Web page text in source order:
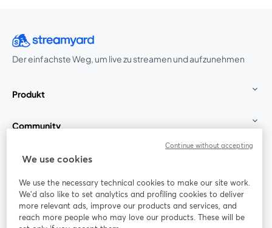
Der einfachste Weg, um live zu streamen und aufzunehmen
Produkt
Community
StreamYard für
Mitmachen
Webinar Facebook
wird in einem neuen Tab geöffnet
X (Twitter)
We use cookies
We use the necessary technical cookies to make our site work.
We'd also like to set analytics and profiling cookies to deliver
more relevant ads, improve our products and services, and
reach more people who may love our products. These will be
Continue without accepting